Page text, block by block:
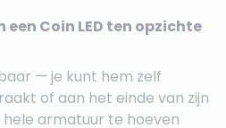
Coin LED ten opzichte
— je kunt hem zelf
of aan het einde van zijn
hele armatuur te hoeven